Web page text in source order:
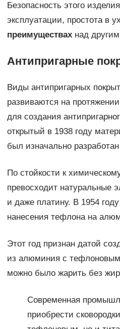
Безопасность этого
эксплуатации, простота в
преимуществахнад
Антипригарные
Виды антипригарных
развиваются на
для создания
открытый в 1938 году
был изначально
По стойкости к
превосходит натуральные
и даже платину. В 1954
нанесения тефлона на
Этот год признан датой
из алюминия с
можно было жарить без
Современная
приобрести